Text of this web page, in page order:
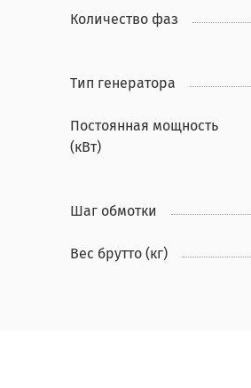
Количество фаз
Тип генератора
Постоянная мощность
(кВт)
Шаг обмотки
Вес брутто (кг)